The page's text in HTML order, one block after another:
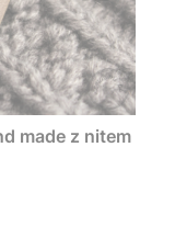
made z nitem